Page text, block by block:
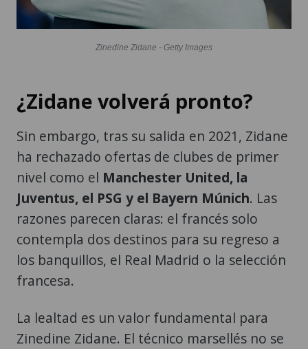
Zinedine Zidane - Getty Images
¿Zidane volverá pronto?
Sin embargo, tras su salida en 2021, Zidane
ha rechazado ofertas de clubes de primer
nivel como el Manchester United, la
Juventus, el PSG y el Bayern Múnich. Las
razones parecen claras: el francés solo
contempla dos destinos para su regreso a
los banquillos, el Real Madrid o la selección
francesa.
La lealtad es un valor fundamental para
Zinedine Zidane. El técnico marsellés no se